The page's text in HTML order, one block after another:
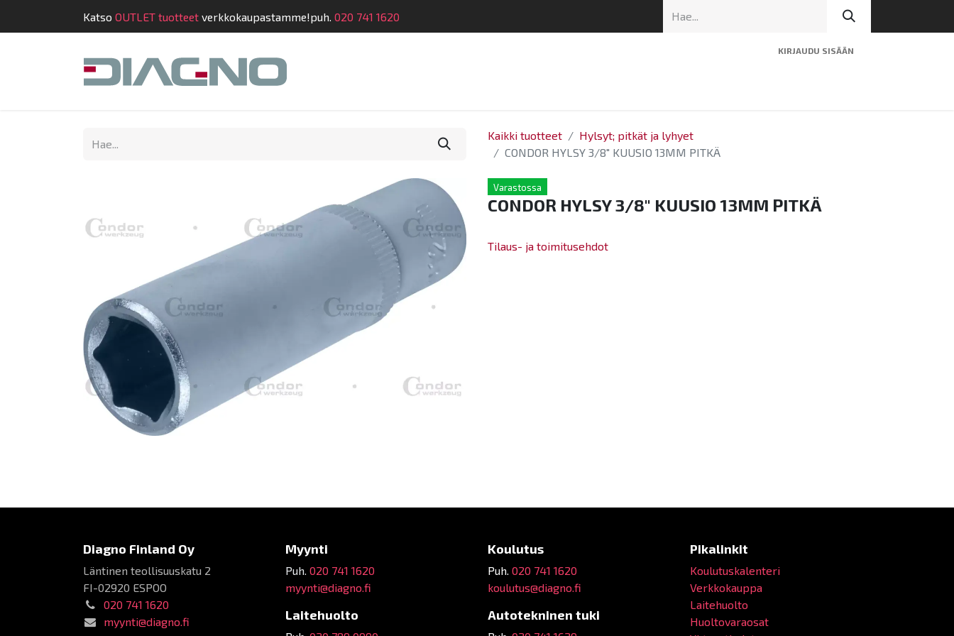
Katso OUTLET tuotteet verkkokaupastamme!puh. 020 741 1620
KIRJAUDU SISÄÄN
Kauppa Suunnittelu
Kaikki tuotteet
Hylsyt; pitkät ja lyhyet
CONDOR HYLSY 3/8" KUUSIO 13MM PITKÄ
Varastossa
CONDOR HYLSY 3/8" KUUSIO 13MM PITKÄ
Tilaus- ja toimitusehdot
Diagno Finland Oy
Läntinen teollisuuskatu 2
FI-02920 ESPOO
020 741 1620
myynti@diagno.fi
Myynti
Puh. 020 741 1620
myynti@diagno.fi
Laitehuolto
Koulutus
Puh. 020 741 1620
koulutus@diagno.fi
Autotekninen tuki
Pikalinkit
Koulutuskalenteri
Verkkokauppa
Laitehuolto
Huoltovaraosat